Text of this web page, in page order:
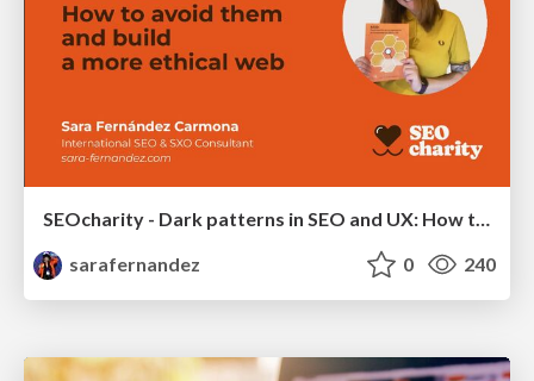
SEOcharity - Dark patterns in SEO and UX: How to avoid them and build a more ethical web
sarafernandez
0 240